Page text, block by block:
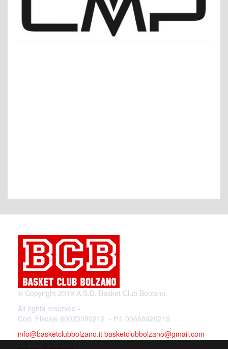
© Copyright 2019 A.S.D. Basket Club Bolzano.
All rights reserved -
Cod. Fiscale 80023090212 - P.I. 00668420219
info@basketclubbolzano.it basketclubbolzano@gmail.com